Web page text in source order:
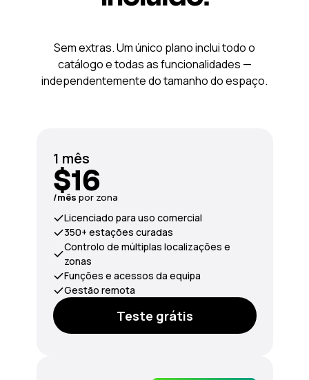
1 mês
$16
/mês por zona
Licenciado para uso comercial
350+ estações curadas
Controlo de múltiplas localizações e
zonas
Funções e acessos da equipa
Gestão remota
Teste grátis
Sem extras. Um único plano inclui todo o
catálogo e todas as funcionalidades —
independentemente do tamanho do espaço.